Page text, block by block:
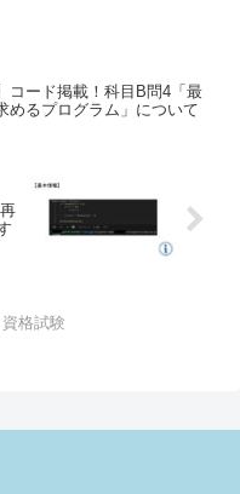
コード掲載！科目B問4「最
めるプログラム」について
資格試験